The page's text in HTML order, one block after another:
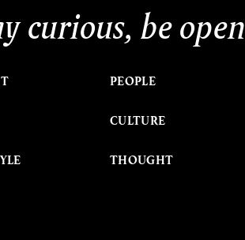
curious, be open
PEOPLE
CULTURE
THOUGHT